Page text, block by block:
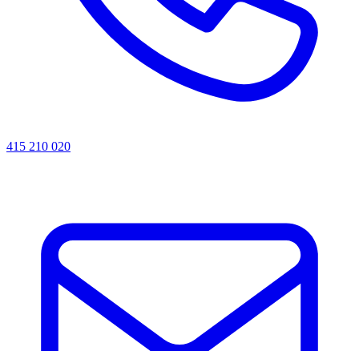
415 210 020